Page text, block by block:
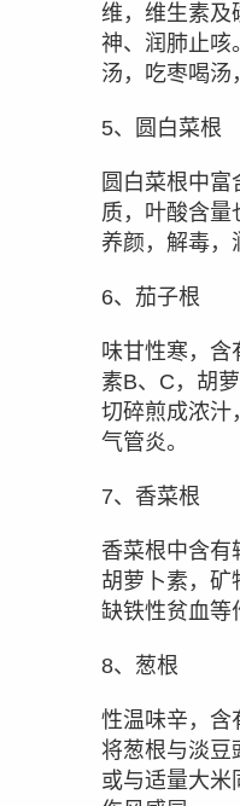
维，维生素及
神、润肺止咳
汤，吃枣喝汤
5、圆白菜根
圆白菜根中
质，叶酸含量
养颜，解毒，
6、茄子根
味甘性寒，含
素B、C，胡
切碎煎成浓汁
气管炎。
7、香菜根
香菜根中含有
胡萝卜素，矿
缺铁性贫血等
8、葱根
性温味辛，含
将葱根与淡豆
或与适量大米